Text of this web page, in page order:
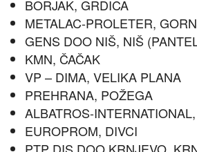
BORJAK, GRDICA
METALAC-PROLETER,
GENS DOO NIŠ, NIŠ
KMN, ČAČAK
VP – DIMA, VELIKA PLANA
PREHRANA, POŽEGA
ALBATROS-
EUROPROM, DIVCI